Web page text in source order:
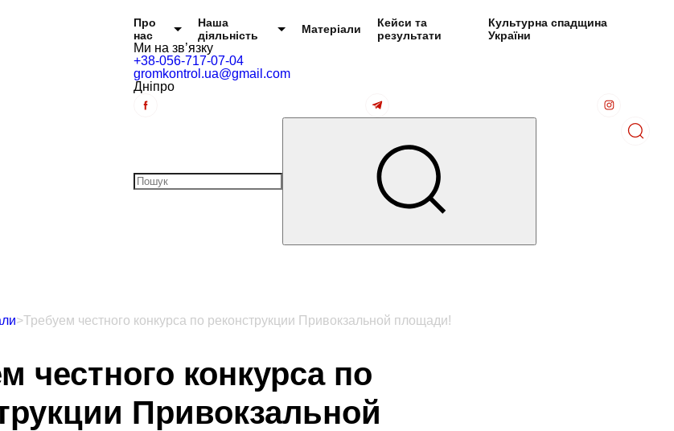
Головне меню
Про
нас
Наша
діяльність
Матеріали
Кейси та
результати
Культурна спадщина
України
Ми на зв’язку
+38-056-717-07-04
gromkontrol.ua@gmail.com
Дніпро
>Требуем честного конкурса по реконструкции Привокзальной площади!
честного конкурса по
Привокзальной